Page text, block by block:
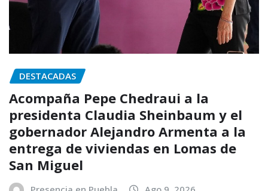
DESTACADAS
Acompaña Pepe Chedraui a la
presidenta Claudia Sheinbaum y el
gobernador Alejandro Armenta a la
entrega de viviendas en Lomas de
San Miguel